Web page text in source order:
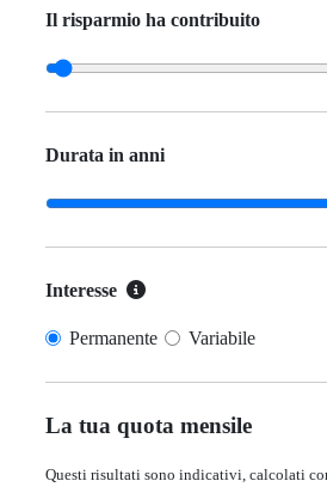
Il risparmio ha contribuito
Durata in anni
Interesse
Permanente Variabile
La tua quota mensile
Questi risultati sono indicativi, calcolati